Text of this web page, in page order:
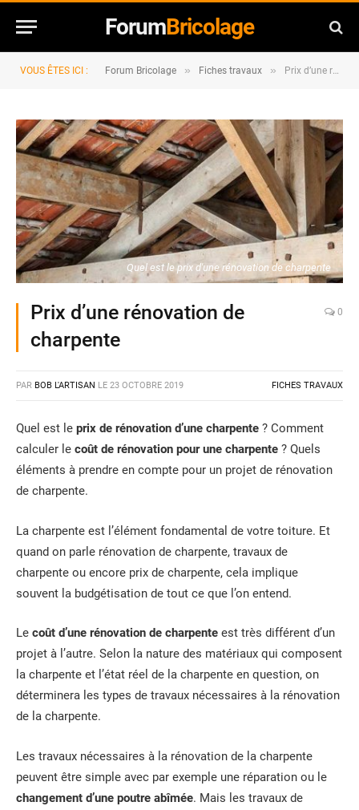
ForumBricolage
VOUS ÊTES ICI : Forum Bricolage » Fiches travaux » Prix d’une rénovation de charpente
Quel est le prix d'une rénovation de charpente
Prix d’une rénovation de
charpente
0
PAR BOB L'ARTISAN LE 23 OCTOBRE 2019 FICHES TRAVAUX
Quel est le prix de rénovation d’une charpente ? Comment
calculer le coût de rénovation pour une charpente ? Quels
éléments à prendre en compte pour un projet de rénovation
de charpente.
La charpente est l’élément fondamental de votre toiture. Et
quand on parle rénovation de charpente, travaux de
charpente ou encore prix de charpente, cela implique
souvent la budgétisation de tout ce que l’on entend.
Le coût d’une rénovation de charpente est très différent d’un
projet à l’autre. Selon la nature des matériaux qui composent
la charpente et l’état réel de la charpente en question, on
déterminera les types de travaux nécessaires à la rénovation
de la charpente.
Les travaux nécessaires à la rénovation de la charpente
peuvent être simple avec par exemple une réparation ou le
changement d’une poutre abîmée. Mais les travaux de